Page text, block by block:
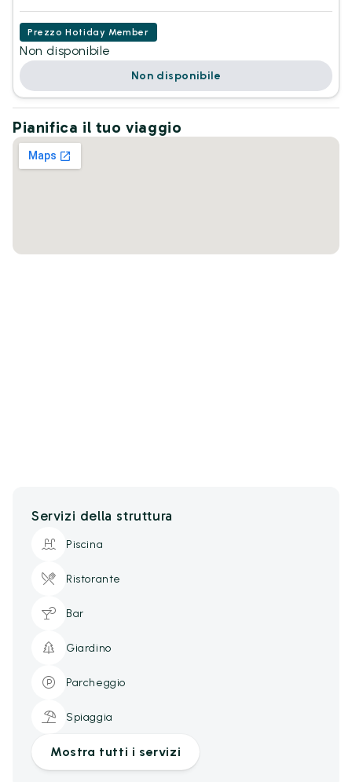
Prezzo Hotiday Member
Non disponibile
Non disponibile
Pianifica il tuo viaggio
Servizi della struttura
Piscina
Ristorante
Bar
Giardino
Parcheggio
Spiaggia
Mostra tutti i servizi